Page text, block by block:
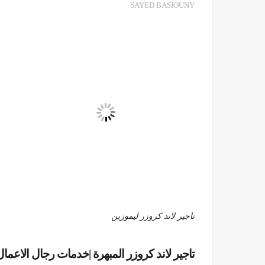
SAYED BASIOUNY
تاجير لاند كروزر ليموزين
تاجير لاند كروزر المبهرة |خدمات رجال الاعمال